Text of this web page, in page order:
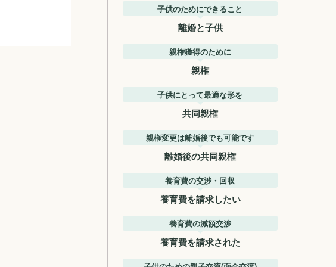
子供のためにできること
離婚と子供
親権獲得のために
親権
子供にとって最適な形を
共同親権
親権変更は離婚後でも可能です
離婚後の共同親権
養育費の交渉・回収
養育費を請求したい
養育費の減額交渉
養育費を請求された